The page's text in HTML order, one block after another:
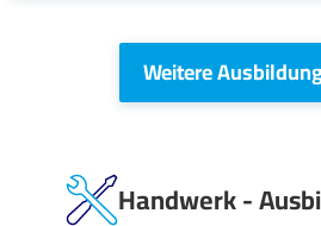
Weitere
Handwerk -